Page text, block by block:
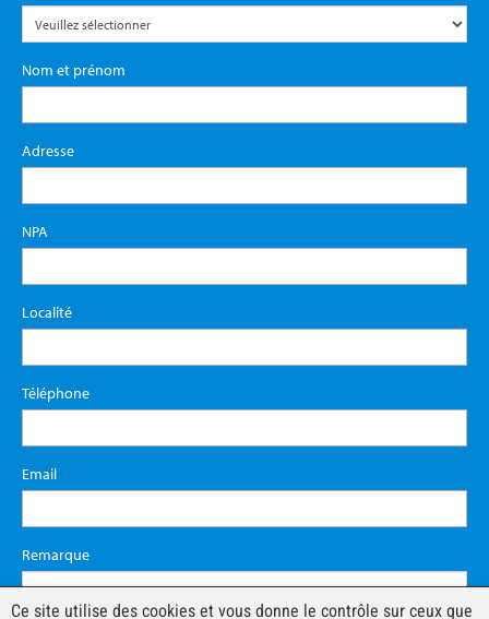
Nom et prénom
Adresse
NPA
Localité
Téléphone
Email
Remarque
Ce site utilise des cookies et vous donne le contrôle sur ceux que